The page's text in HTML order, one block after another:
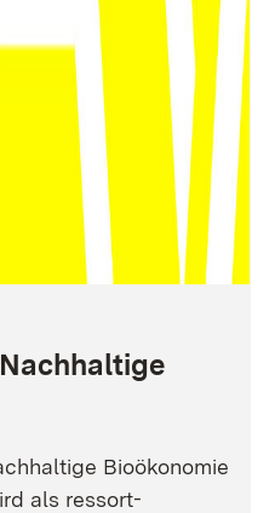
Bioökonomie
als ressort-